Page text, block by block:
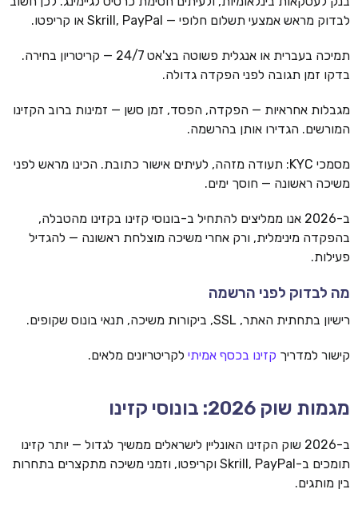
לבדוק מראש אמצעי תשלום חלופי — Skrill, PayPal או קריפטו.
תמיכה בעברית או אנגלית פשוטה בצ'אט 24/7 — קריטריון בחירה.
בדקו זמן תגובה לפני הפקדה גדולה.
מגבלות אחראיות — הפקדה, הפסד, זמן סשן — זמינות ברוב הקזינו
המורשים. הגדירו אותן בהרשמה.
מסמכי KYC: תעודה מזהה, לעיתים אישור כתובת. הכינו מראש לפני
משיכה ראשונה — חוסך ימים.
ב-2026 אנו ממליצים להתחיל ב-בונוסי קזינו בקזינו מהטבלה,
בהפקדה מינימלית, ורק אחרי משיכה מוצלחת ראשונה — להגדיל
פעילות.
מה לבדוק לפני הרשמה
רישיון בתחתית האתר, SSL, ביקורות משיכה, תנאי בונוס שקופים.
קישור למדריך קזינו בכסף אמיתי לקריטריונים מלאים.
מגמות שוק 2026: בונוסי קזינו
ב-2026 שוק הקזינו האונליין לישראלים ממשיך לגדול — יותר קזינו
תומכים ב-Skrill, PayPal וקריפטו, וזמני משיכה מתקצרים בתחרות
בין מותגים.